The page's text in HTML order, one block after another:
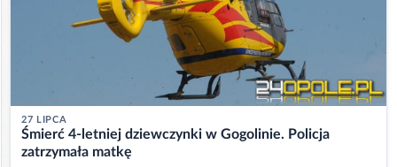
27 LIPCA
Śmierć 4-letniej dziewczynki w Gogolinie. Policja
zatrzymała matkę